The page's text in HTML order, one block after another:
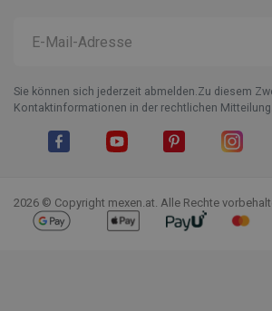
Sie können sich jederzeit abmelden.Zu diesem
Kontaktinformationen in der rechtlichen Mitteilung.
2026 © Copyright mexen.at. Alle Rechte